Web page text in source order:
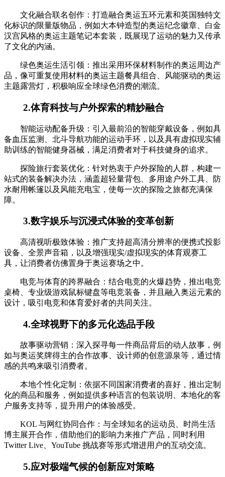
文化融合联名创作：打造融合奥运五环元素和英国独特文
化标识的限量版物品，例如大本钟造型的奥运纪念徽章、白金
汉宫风格的奥运主题笔记本套装，既展现了运动的魅力又传承
了文化的内涵。
绿色奥运生活引领：推出采用环保材料制作的奥运周边产
品，像可重复使用材料的奥运主题餐具组合、风能驱动的奥运
主题露营灯，积极响应全球绿色消费的潮流。
2.体育科技与户外探索的精妙融合
智能运动配备升级：引入最前沿的智能穿戴设备，例如具
备血压监测、北斗导航功能的运动手环，以及具有虚拟现实辅
助训练的智能健身器械，满足消费者对于科技健身的追求。
探险旅行套装优化：针对热衷于户外探险的人群，构建一
站式的装备解决办法，涵盖超轻量背包、多用途户外工具、防
水耐用帐篷以及风能充电宝，使每一次的探险之旅都充满保
障。
3.数字娱乐与沉浸式体验的变革创新
高清视听极致体验：推广支持超高清分辨率的便携式投影
设备、全景声音箱，以及增强现实/虚拟现实的体育观赛工
具，让消费者仿佛置身于奥运赛场之中。
电竞与体育的跨界融合：结合电竞的火爆趋势，推出电竞
桌椅、专业级游戏鼠标键盘等电竞装备，并且融入奥运元素的
设计，吸引电竞和体育爱好者的共同关注。
4.全球视野下的多元化选品手段
故事驱动营销：深入探寻每一件商品背后的动人故事，例
如与奥运奖牌得主的合作故事、设计师的创意源泉等，通过情
感的共鸣来吸引消费者。
本地个性化定制：依据不同国家消费者的喜好，推出定制
化的商品和服务，例如提供多种语言的包装说明、本地化的客
户服务支持等，提升用户的体验感受。
KOL 与网红协同合作：与全球知名的运动员、时尚生活
博主展开合作，借助他们的影响力来推广产品，同时利用
Twitter Live、YouTube 挑战赛等形式增进用户的互动交流。
5.应对极端气候的创新应对策略